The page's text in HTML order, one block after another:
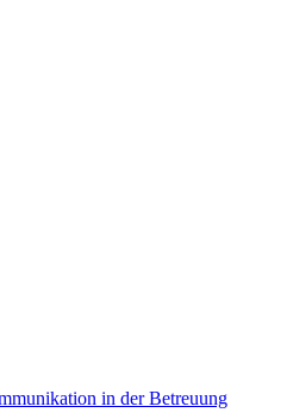
in der Betreuung